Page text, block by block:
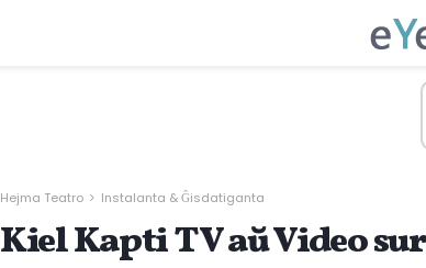
Hejma Teatro Instalanta & Ĝisdatiganta
Kiel Kapti TV aŭ Video